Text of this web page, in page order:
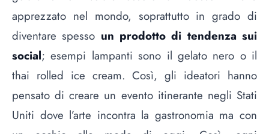
apprezzato nel mondo, soprattutto in grado di
diventare spesso un prodotto di tendenza sui
social; esempi lampanti sono il gelato nero o il
thai rolled ice cream. Così, gli ideatori hanno
pensato di creare un evento itinerante negli Stati
Uniti dove l’arte incontra la gastronomia ma con